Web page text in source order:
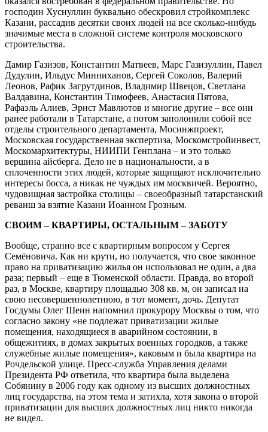
господин Хуснуллин буквально обескровил стройкомплекс
Казани, рассадив десятки своих людей на все сколько-нибудь
значимые места в сложной системе контроля московского
строительства.
Дамир Газизов, Константин Матвеев, Марс Газизуллин, Павел
Дудулин, Ильдус Минниханов, Сергей Соколов, Валерий
Леонов, Рафик Загрутдинов, Владимир Швецов, Светлана
Валдавина, Константин Тимофеев, Анастасия Пятова,
Рафаэль Алиев, Эрнст Мавлютов и многие другие – все они
ранее работали в Татарстане, а потом заполонили собой все
отделы строительного департамента, Мосинжпроект,
Московская государственная экспертиза, Москомстройинвест,
Москомархитектуры, НИИПИ Генплана – и это только
вершина айсберга. Дело не в национальности, а в
сплоченности этих людей, которые защищают исключительно
интересы босса, а никак не чуждых им москвичей. Вероятно,
чудовищная застройка столицы – своеобразный татарстанский
реванш за взятие Казани Иоанном Грозным.
СВОИМ – КВАРТИРЫ, ОСТАЛЬНЫМ – ЗАБОТУ
Вообще, странно все с квартирным вопросом у Сергея
Семёновича. Как ни крути, но получается, что свое законное
право на приватизацию жилья он использовал не один, а два
раза; первый – еще в Тюменской области. Правда, во второй
раз, в Москве, квартиру площадью 308 кв. м, он записал на
свою несовершеннолетнюю, в тот момент, дочь. Депутат
Госдумы Олег Шеин напомнил прокурору Москвы о том, что
согласно закону «не подлежат приватизации жилые
помещения, находящиеся в аварийном состоянии, в
общежитиях, в домах закрытых военных городков, а также
служебные жилые помещения», каковым и была квартира на
Рочдельской улице. Пресс-служба Управления делами
Президента РФ ответила, что квартира была выделена
Собянину в 2006 году как одному из высших должностных
лиц государства, на этом тема и затихла, хотя закона о второй
приватизации для высших должностных лиц никто никогда
не видел.